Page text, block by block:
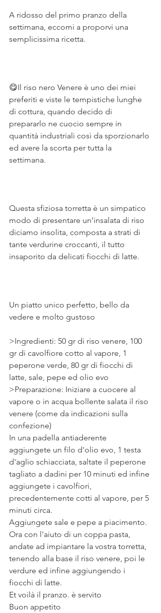
A ridosso del primo pranzo della
settimana, eccomi a proporvi una
semplicissima ricetta.⠀
😋Il riso nero Venere è uno dei miei
preferiti e viste le tempistiche lunghe
di cottura, quando decido di
prepararlo ne cuocio sempre in
quantità industriali così da sporzionarlo
ed avere la scorta per tutta la
settimana.⠀
Questa sfiziosa torretta è un simpatico
modo di presentare un’insalata di riso
diciamo insolita, composta a strati di
tante verdurine croccanti, il tutto
insaporito da delicati fiocchi di latte. ⠀
Un piatto unico perfetto, bello da
vedere e molto gustoso⠀
>Ingredienti: 50 gr di riso venere, 100
gr di cavolfiore cotto al vapore, 1
peperone verde, 80 gr di fiocchi di
latte, sale, pepe ed olio evo
>Preparazione: Iniziare a cuocere al
vapore o in acqua bollente salata il riso
venere (come da indicazioni sulla
confezione)
In una padella antiaderente
aggiungete un filo d'olio evo, 1 testa
d'aglio schiacciata, saltate il peperone
tagliato a dadini per 10 minuti ed infine
aggiungete i cavolfiori,
precedentemente cotti al vapore, per 5
minuti circa.
Aggiungete sale e pepe a piacimento.
Ora con l'aiuto di un coppa pasta,
andate ad impiantare la vostra torretta,
tenendo alla base il riso venere, poi le
verdure ed infine aggiungendo i
fiocchi di latte.
Et voilà il pranzo. è servito
Buon appetito